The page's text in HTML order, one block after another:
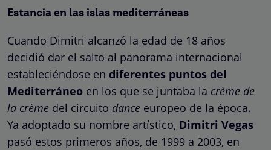
Estancia en las islas mediterráneas
Cuando Dimitri alcanzó la edad de 18 años
decidió dar el salto al panorama internacional
estableciéndose en diferentes puntos del
Mediterráneo en los que se juntaba la crème de
la crème del circuito dance europeo de la época.
Ya adoptado su nombre artístico, Dimitri Vegas
pasó estos primeros años, de 1999 a 2003, en